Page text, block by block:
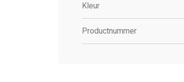
Kleur
Productnummer